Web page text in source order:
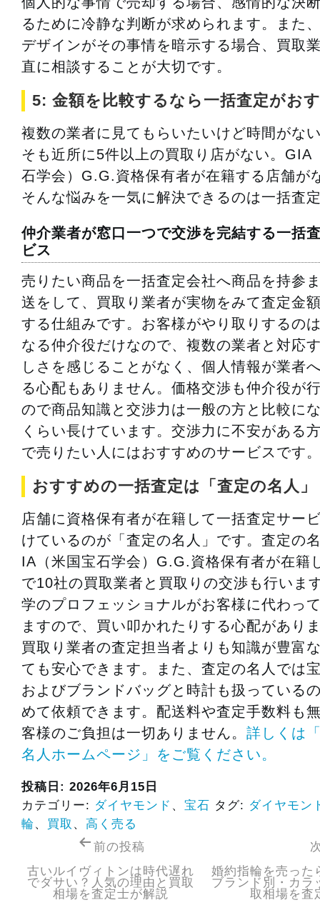
るために冷静な判断が求められます。また
デザインがその事情を暗示する場合、買取
直に相談することが大切です。
5: 金額を比較するなら一括査定がお
複数の業者に見てもらいたいけど時間がな
そも近所に5件以上の買取り店がない。GIA
石学会）G.G.資格保有者が在籍する店舗が
そんな悩みを一気に解決できるのは一括査
仲介業者が窓口一つで交渉を完結する一括
ビス
売りたい商品を一括査定会社へ商品を持参
送をして、買取り業者が実物をみて査定金
する仕組みです。お客様がやり取りするの
なる仲介役だけなので、複数の業者と対応
しさを感じることがなく、個人情報が業者
る心配もありません。価格交渉も仲介役が
ので商品知識と交渉力は一般の方と比較に
くらい長けています。交渉力に不安がある
で売りたい人にはおすすめのサービスです
おすすめの一括査定は「査定の名人」
店舗に資格保有者が在籍して一括査定サー
けているのが「査定の名人」です。査定の
IA（米国宝石学会）G.G.資格保有者が在籍
で10社の買取業者と買取りの交渉も行いま
学のプロフェッショナルがお客様に代わっ
ますので、買い叩かれたりする心配があり
買取り業者の査定担当者よりも知識が豊富
ても安心できます。また、査定の名人では
およびブランドバッグと時計も扱っている
めて依頼できます。配送料や査定手数料も
客様のご負担は一切ありません。 詳しくは
名人ホームページ」をご覧ください。
投稿日: 2026年6月15日
カテゴリー: ダイヤモンド 、 宝石 タグ: ダイヤモン
輪 、 買取 、 高く売る
前の投稿
古いルイヴィトンは時代遅れ
でダサい？人気の理由と買取
相場を査定士が解説
婚約指輪を売った
ブランド別・カラ
取相場を査